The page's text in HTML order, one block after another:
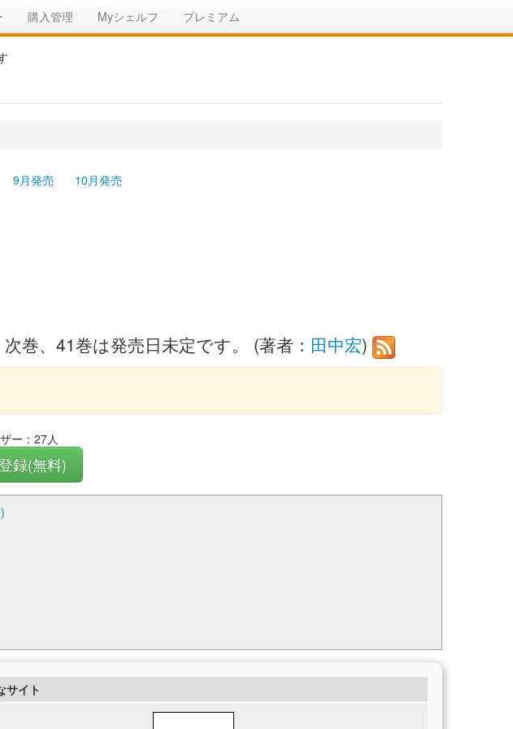
購入管理 Myシェルフ プレミアム
9月発売 10月発売
巻、41巻は発売日未定です。 (著者： 田中宏)
ー：27人
録(無料)
サイト